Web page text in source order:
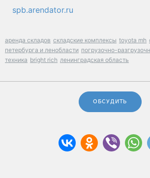
spb.arendator.ru
аренда складов складские комплексы toyota mh
петербурга и ленобласти погрузочно-
техника bright rich ленинградская область
ОБСУДИТЬ